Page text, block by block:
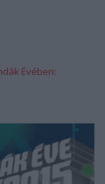
Évében: